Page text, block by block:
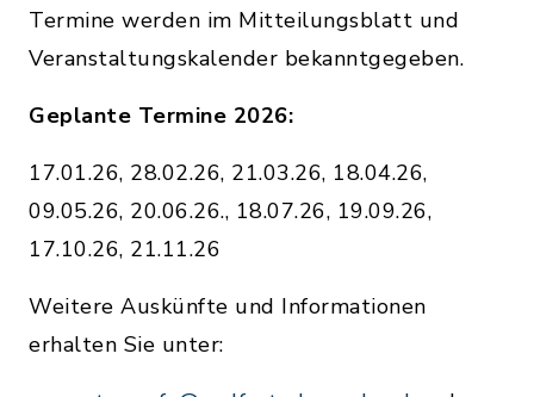
Termine werden im Mitteilungsblatt und
Veranstaltungskalender bekanntgegeben.
Geplante Termine 2026:
17.01.26, 28.02.26, 21.03.26, 18.04.26,
09.05.26, 20.06.26., 18.07.26, 19.09.26,
17.10.26, 21.11.26
Weitere Auskünfte und Informationen
erhalten Sie unter: